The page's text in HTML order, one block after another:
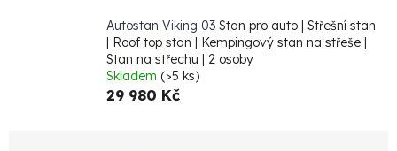
Autostan Viking 03 Stan pro auto | Střešní stan
| Roof top stan | Kempingový stan na střeše |
Stan na střechu | 2 osoby
Skladem (>5 ks)
29 980 Kč